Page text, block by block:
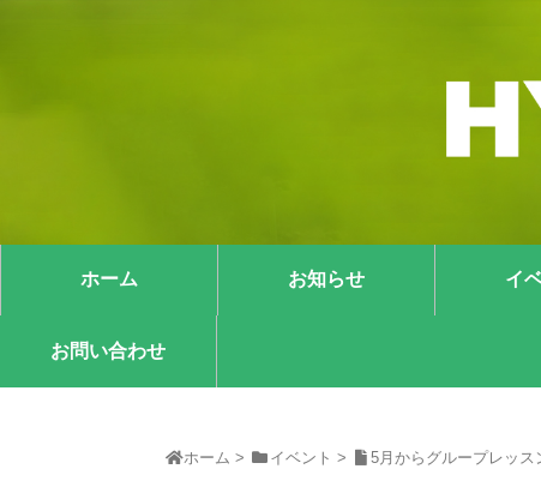
ホーム お知らせ イ
お問い合わせ
ホーム > イベント > 5月からグループレッス